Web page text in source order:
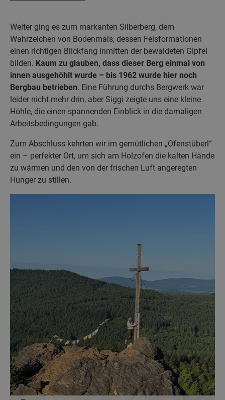
Weiter ging es zum markanten Silberberg, dem
Wahrzeichen von Bodenmais, dessen Felsformationen
einen richtigen Blickfang inmitten der bewaldeten Gipfel
bilden. Kaum zu glauben, dass dieser Berg einmal von
innen ausgehöhlt wurde – bis 1962 wurde hier noch
Bergbau betrieben. Eine Führung durchs Bergwerk war
leider nicht mehr drin, aber Siggi zeigte uns eine kleine
Höhle, die einen spannenden Einblick in die damaligen
Arbeitsbedingungen gab.
Zum Abschluss kehrten wir im gemütlichen „Ofenstüberl“
ein – perfekter Ort, um sich am Holzofen die kalten Hände
zu wärmen und den von der frischen Luft angeregten
Hunger zu stillen.